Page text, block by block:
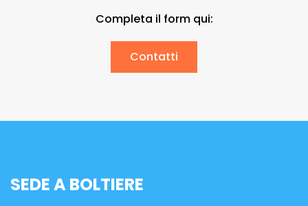
Completa il form qui:
Contatti
SEDE A BOLTIERE